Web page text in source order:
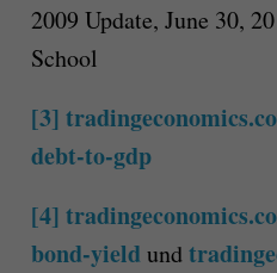
2009 Update, June 30,
School
[3]
debt-to-gdp
[4]
bond-yieldund